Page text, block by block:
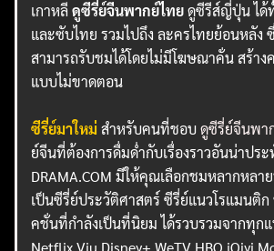
เกาหลีดูซีรี่ย์จีนพากย์ไทยดูซีรีส์ญี่ปุ่น ได้
และซับไทย รวมไปถึง ละครไทยย้อนหลัง
สามารถรับชมได้โดยไม่มีโฆษณาคั่น สร้า
แบบไม่ขาดตอน
ซีรี่ย์มาใหม่ สำหรับคนที่ชอบดูซีรี่ย์จีนพา
ย์จีนที่ต้องการดื่มด่ำกับเรื่องราวอันน่าประ
DRAMA.COM มีให้คุณเลือกชมหลากหลา
เป็นซีรี่ย์ประวัติศาสตร์ ซีรี่ย์แนวโรแมนติ
คชั่นที่กำลังเป็นที่นิยม ได้รวบรวมจากทุก
Netflix Viu Disney+ WeTV HBO iQiyi